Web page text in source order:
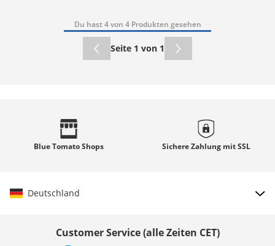
Du hast 4 von 4 Produkten gesehen
Seite 1 von 1
Blue TomatoShops Sichere Zahlung mitSSL
Deutschland
Customer Service (alle Zeiten CET)